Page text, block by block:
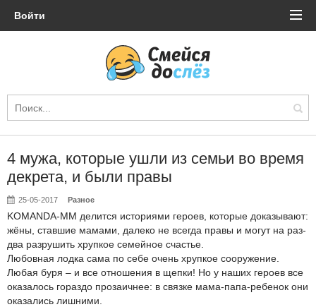
Войти
4 мужа, которые ушли из семьи во время
декрета, и были правы
25-05-2017 Разное
KOMANDA-MM делится историями героев, которые доказывают:
жёны, ставшие мамами, далеко не всегда правы и могут на раз-
два разрушить хрупкое семейное счастье.
Любовная лодка сама по себе очень хрупкое сооружение.
Любая буря – и все отношения в щепки! Но у наших героев все
оказалось гораздо прозаичнее: в связке мама-папа-ребенок они
оказались лишними.